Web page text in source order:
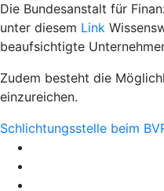
Die Bundesanstalt für
unter diesem Link
beaufsichtigte
Zudem besteht die
einzureichen.
Schlichtungsstelle beim